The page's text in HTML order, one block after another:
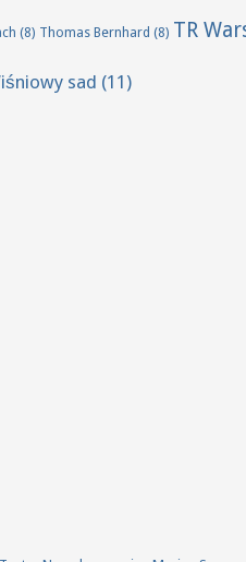
(8) Thomas Bernhard (8) TR
sad (11)